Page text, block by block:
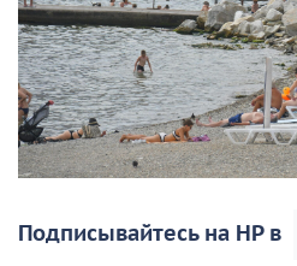
Подписывайтесь на НР в